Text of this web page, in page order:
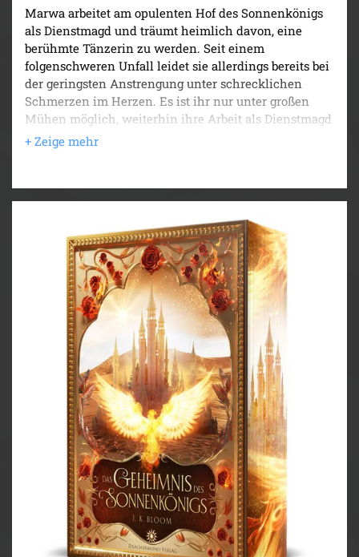
Marwa arbeitet am opulenten Hof des Sonnenkönigs
als Dienstmagd und träumt heimlich davon, eine
berühmte Tänzerin zu werden. Seit einem
folgenschweren Unfall leidet sie allerdings bereits bei
der geringsten Anstrengung unter schrecklichen
Schmerzen im Herzen. Es ist ihr nur unter großen
Mühen möglich, weiterhin ihre Arbeit als Dienstmagd
zu verrichten.
einem der für sie verbotenen Palastsäle Ruhe und
wird ausgerechnet vom König ertappt. Dieser erkennt
ihre kritische Situation und erklärt sich trotz ihres
Regelbruchs bereit, Marwa zu helfen. Wie ein Wunder
lässt er ihre Schmerzen verschwinden. Dabei ahnt
Marwa nicht, dass er ein finsteres Geheimnis hütet.